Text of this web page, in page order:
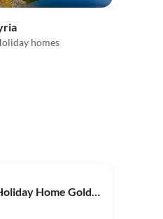
homes
Holiday house Holiday Home Goldegg